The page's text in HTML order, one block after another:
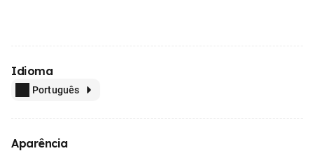
Idioma
Português
Aparência